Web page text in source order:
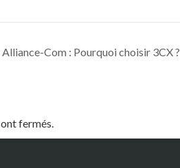
Com : Pourquoi choisir 3CX ?
fermés.